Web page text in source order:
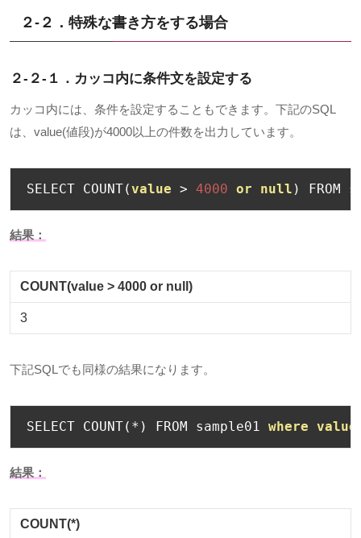
２-２．特殊な書き方をする場合
２-２-１．カッコ内に条件文を設定する
カッコ内には、条件を設定することもできます。下記のSQL
は、 value(値段)が4000以上の件数を出力しています。
SELECT COUNT(value > 4000 or null ) FROM
結果：
COUNT(value > 4000 or null)
3
下記SQLでも同様の結果になります。
SELECT COUNT(*) FROM sample01 where value
結果：
COUNT(*)